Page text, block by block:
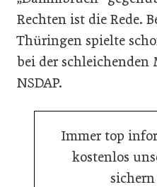
Rechten ist die Rede.
Thüringen spielte
bei der
NSDAP.
Immer top
kostenlos